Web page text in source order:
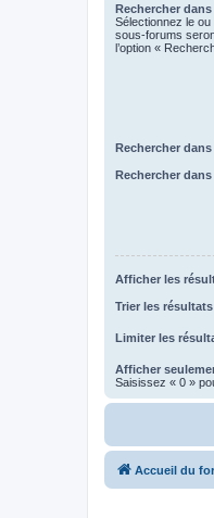
Rechercher
Sélectionnez le
sous-forums
l’option «
Rechercher
Rechercher dans
Afficher les
Trier les
Limiter les
Afficher
Saisissez « 0 »
Accueil du